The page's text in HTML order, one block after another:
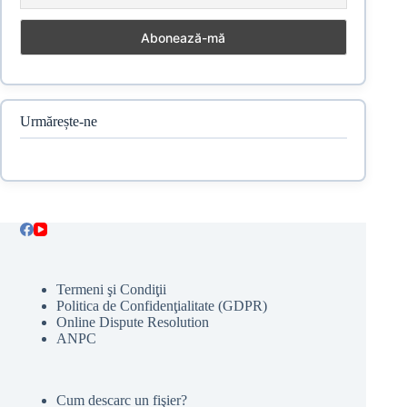
Urmărește-ne
Termeni şi Condiţii
Politica de Confidenţialitate (GDPR)
Online Dispute Resolution
ANPC
Cum descarc un fişier?